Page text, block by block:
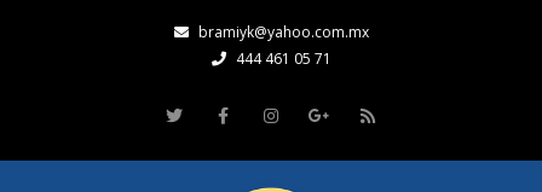
bramiyk@yahoo.com.mx
444 461 05 71